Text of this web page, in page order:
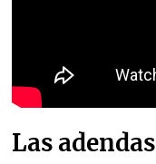
Las adendas